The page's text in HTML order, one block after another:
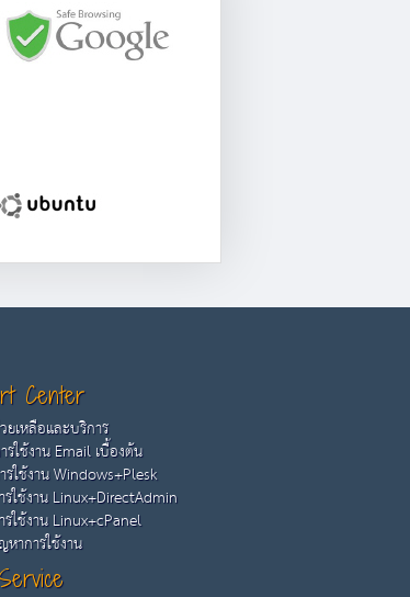
Center
เหลือและบริการ
ใช้งาน Email เบื้องต้น
ใช้งาน Windows+Plesk
ใช้งาน Linux+DirectAdmin
ใช้งาน Linux+cPanel
าการใช้งาน